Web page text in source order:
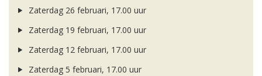
Zaterdag 26 februari, 17.00 uur
Zaterdag 19 februari, 17.00 uur
Zaterdag 12 februari, 17.00 uur
Zaterdag 5 februari, 17.00 uur